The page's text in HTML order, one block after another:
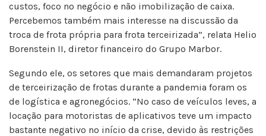
custos, foco no negócio e não imobilização de caixa.
Percebemos também mais interesse na discussão da
troca de frota própria para frota terceirizada”, relata Helio
Borenstein II, diretor financeiro do Grupo Marbor.
Segundo ele, os setores que mais demandaram projetos
de terceirização de frotas durante a pandemia foram os
de logística e agronegócios. “No caso de veículos leves, a
locação para motoristas de aplicativos teve um impacto
bastante negativo no início da crise, devido às restrições